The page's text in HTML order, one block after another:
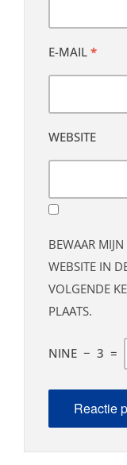
E-MAIL *
WEBSITE
BEWAAR
WEBSITE IN
VOLGENDE
PLAATS.
NINE − 3 =